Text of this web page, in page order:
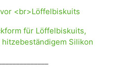
für Löffelbiskuits,
hitzebeständigem Silikon